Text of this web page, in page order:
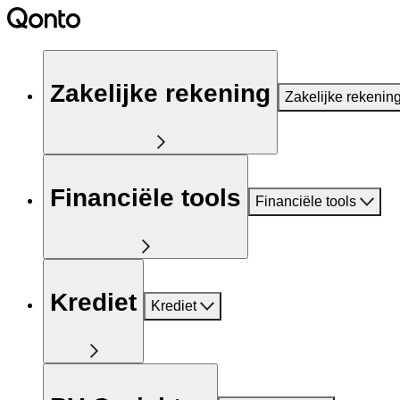
Zakelijke rekening Zakelijke
Financiële tools Financiële tools
Krediet Krediet